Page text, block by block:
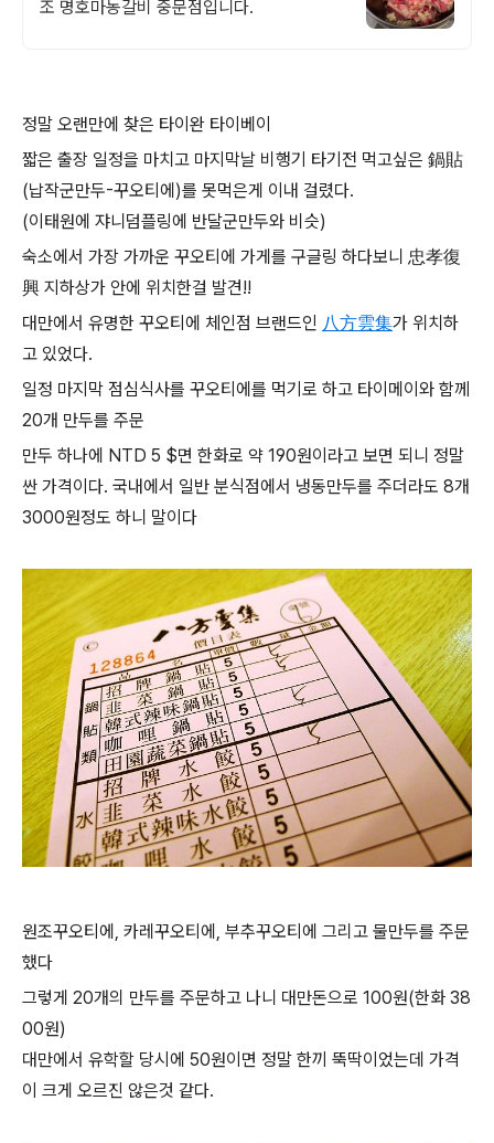
조 명호마농갈비 중문점입니다.
정말 오랜만에 찾은 타이완 타이베이
짧은 출장 일정을 마치고 마지막날 비행기 타기전 먹고싶은 鍋貼
(납작군만두-꾸오티에)를 못먹은게 이내 걸렸다.
(이태원에 쟈니덤플링에 반달군만두와 비슷)
숙소에서 가장 가까운 꾸오티에 가게를 구글링 하다보니 忠孝復
興 지하상가 안에 위치한걸 발견!!
대만에서 유명한 꾸오티에 체인점 브랜드인 八方雲集가 위치하
고 있었다.
일정 마지막 점심식사를 꾸오티에를 먹기로 하고 타이메이와 함께
20개 만두를 주문
만두 하나에 NTD 5 $면 한화로 약 190원이라고 보면 되니 정말
싼 가격이다. 국내에서 일반 분식점에서 냉동만두를 주더라도 8개
3000원정도 하니 말이다
원조꾸오티에, 카레꾸오티에, 부추꾸오티에 그리고 물만두를 주문
했다
그렇게 20개의 만두를 주문하고 나니 대만돈으로 100원(한화 38
00원)
대만에서 유학할 당시에 50원이면 정말 한끼 뚝딱이었는데 가격
이 크게 오르진 않은것 같다.